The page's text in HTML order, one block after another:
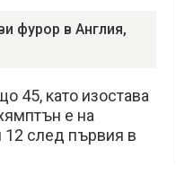
фурор в Англия,
45, като изостава
е на
12 след първия в